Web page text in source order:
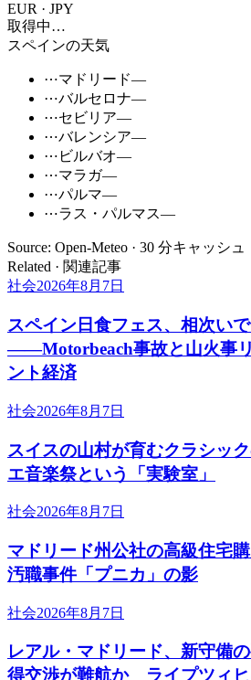
EUR · JPY
取得中…
スペインの天気
⋯マドリード—
⋯バルセロナ—
⋯セビリア—
⋯バレンシア—
⋯ ビルバオ—
⋯マラガ—
⋯パルマ—
⋯ラス・パルマス—
Source: Open-Meteo · 30 分キャッシュ
Related · 関連記事
社会2026年8月7日
スペイン日食フェス、相次い
――Motorbeach事故と山火事
ント経済
社会2026年8月7日
スイスの山村が育むクラシッ
エ音楽祭という「実験室」
社会2026年8月7日
マドリード州公社の高級住宅
汚職事件「プニカ」の影
社会2026年8月7日
レアル・マドリード、新守備
得交渉が難航か ライプツィ